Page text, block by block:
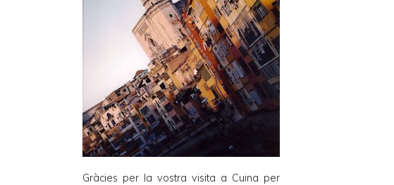
Gràcies per la vostra visita a Cuina per